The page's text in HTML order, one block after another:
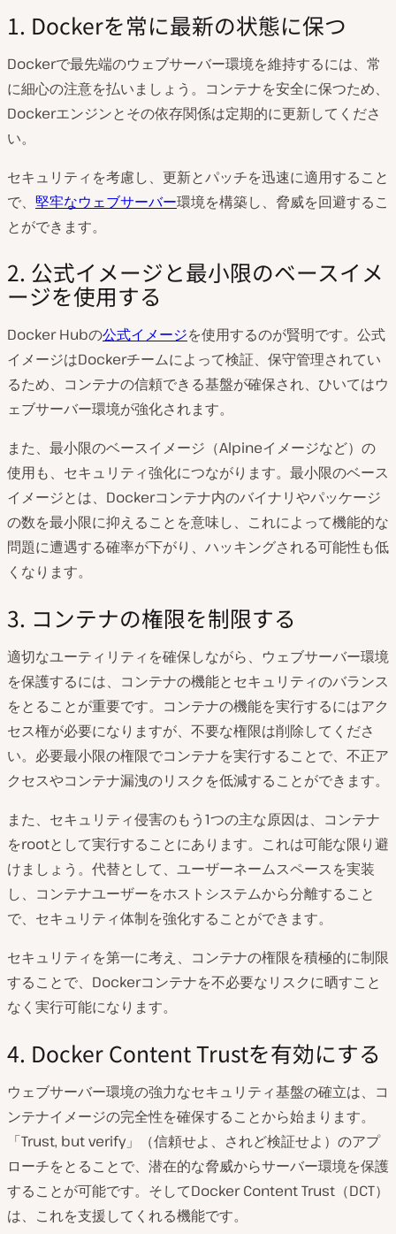
1. Dockerを常に最新の状態に保つ
Dockerで最先端のウェブサーバー環境を維持するには、常
に細心の注意を払いましょう。コンテナを安全に保つため、
Dockerエンジンとその依存関係は定期的に更新してくださ
い。
セキュリティを考慮し、更新とパッチを迅速に適用すること
で、 堅牢なウェブサーバー環境を構築し、脅威を回避するこ
とができます。
2. 公式イメージと最小限のベースイメ
ージを使用する
Docker Hubの公式イメージを使用するのが賢明です。公式
イメージはDockerチームによって検証、保守管理されてい
るため、コンテナの信頼できる基盤が確保され、ひいてはウ
ェブサーバー環境が強化されます。
また、最小限のベースイメージ（Alpineイメージなど）の
使用も、セキュリティ強化につながります。最小限のベース
イメージとは、Dockerコンテナ内のバイナリやパッケージ
の数を最小限に抑えることを意味し、これによって機能的な
問題に遭遇する確率が下がり、ハッキングされる可能性も低
くなります。
3. コンテナの権限を制限する
適切なユーティリティを確保しながら、ウェブサーバー環境
を保護するには、コンテナの機能とセキュリティのバランス
をとることが重要です。コンテナの機能を実行するにはアク
セス権が必要になりますが、不要な権限は削除してくださ
い。必要最小限の権限でコンテナを実行することで、不正ア
クセスやコンテナ漏洩のリスクを低減することができます。
また、セキュリティ侵害のもう1つの主な原因は、コンテナ
をrootとして実行することにあります。これは可能な限り避
けましょう。代替として、ユーザーネームスペースを実装
し、コンテナユーザーをホストシステムから分離すること
で、セキュリティ体制を強化することができます。
セキュリティを第一に考え、コンテナの権限を積極的に制限
することで、Dockerコンテナを不必要なリスクに晒すこと
なく実行可能になります。
4. Docker Content Trustを有効にする
ウェブサーバー環境の強力なセキュリティ基盤の確立は、コ
ンテナイメージの完全性を確保することから始まります。
「Trust, but verify」（信頼せよ、されど検証せよ）のアプ
ローチをとることで、潜在的な脅威からサーバー環境を保護
することが可能です。そしてDocker Content Trust（DCT）
は、これを支援してくれる機能です。